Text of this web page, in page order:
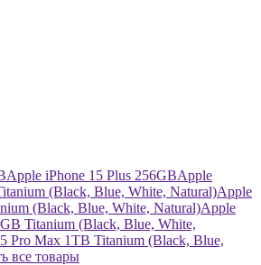
Apple iPhone 15 Plus 256GBApple
(Black, Blue, White, Natural)Apple
(Black, Blue, White, Natural)Apple
Titanium (Black, Blue, White,
Pro Max 1TB Titanium (Black, Blue,
все товары